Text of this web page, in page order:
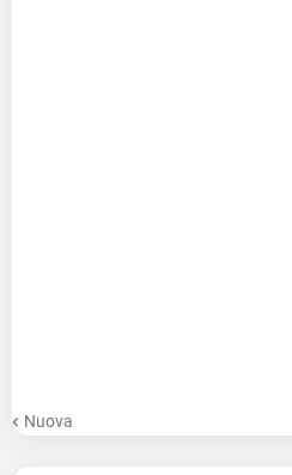
Nuova